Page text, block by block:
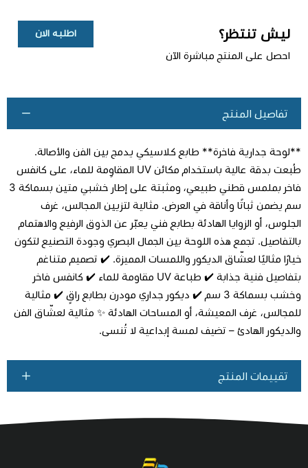
ليش تنتظر؟
احصل على المنتج مباشرة الآن
اطلبه الان
اطلب المنتج
تفاصيل المنتج
**لوحة جدارية فاخرة** طابع كلاسيكي يدمج بين الفن والأصالة.
طُبعت بدقة عالية باستخدام مكائن UV المقاوِمة للماء، على كانفس
فاخر بملمس قطني طبيعي، ومثبتة على إطار خشبي متين بسماكة 3
سم يضمن ثباتًا وأناقة في العرض. مثالية لتزيين المجالس، غرف
الجلوس، أو الزوايا الهادئة بطابع فني يعبّر عن الذوق الرفيع والاهتمام
بالتفاصيل. تجمع هذه اللوحة بين الجمال البصري وجودة التصنيع لتكون
خيارًا مثاليًا لعشّاق الديكور واللمسات المميزة. ✔️ تصميم متناغم
بتفاصيل فنية جذابة ✔️ طباعة UV مقاومة للماء ✔️ كانفس فاخر
وخشب بسماكة 3 سم ✔️ ديكور جداري مودرن بطابع راقٍ ✔️ مثالية
للمجالس، غرف المعيشة، أو المساحات الهادئة ✨ مثالية لعشّاق الفن
والديكور الهادئ – تضيف لمسة إبداعية لا تُنسى.
تقييمات المنتج